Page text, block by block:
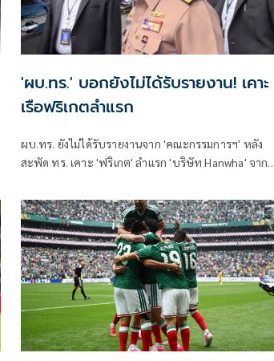
'ผบ.ทร.' บอกยังไม่ได้รับรายงาน! เคาะ
เรือฟริเกตลำแรก
ผบ.ทร. ยังไม่ได้รับรายงานจาก 'คณะกรรมการฯ' หลัง
สะพัด ทร. เคาะ 'ฟริเกต' ลำแรก 'บริษัท Hanwha' จาก
กฎหมาย